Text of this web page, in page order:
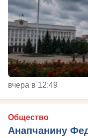
вчера в 12:49
Общество
Анапчанину